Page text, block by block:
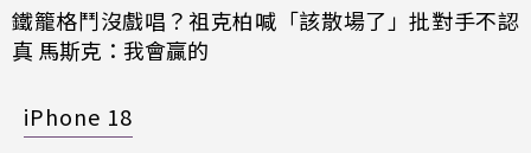
鐵籠格鬥沒戲唱？祖克柏喊「該散場了」批對手不認
真 馬斯克：我會贏的
iPhone 18